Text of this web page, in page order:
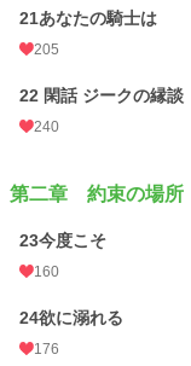
21あなたの騎士は
205
22 閑話 ジークの縁談
240
第二章 約束の場所
23今度こそ
160
24欲に溺れる
176